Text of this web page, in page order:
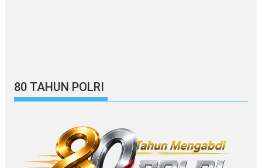
80 TAHUN POLRI